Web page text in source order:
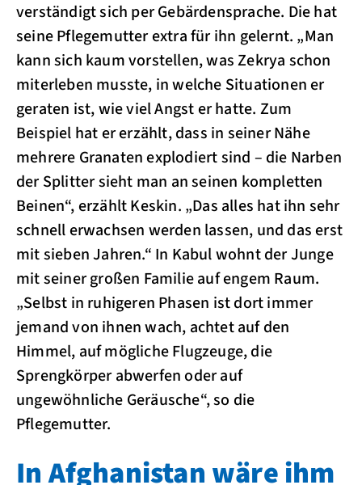
verständigt sich per Gebärdensprache. Die hat
seine Pflegemutter extra für ihn gelernt. „Man
kann sich kaum vorstellen, was Zekrya schon
miterleben musste, in welche Situationen er
geraten ist, wie viel Angst er hatte. Zum
Beispiel hat er erzählt, dass in seiner Nähe
mehrere Granaten explodiert sind – die Narben
der Splitter sieht man an seinen kompletten
Beinen“, erzählt Keskin. „Das alles hat ihn sehr
schnell erwachsen werden lassen, und das erst
mit sieben Jahren.“ In Kabul wohnt der Junge
mit seiner großen Familie auf engem Raum.
„Selbst in ruhigeren Phasen ist dort immer
jemand von ihnen wach, achtet auf den
Himmel, auf mögliche Flugzeuge, die
Sprengkörper abwerfen oder auf
ungewöhnliche Geräusche“, so die
Pflegemutter.
In Afghanistan wäre ihm